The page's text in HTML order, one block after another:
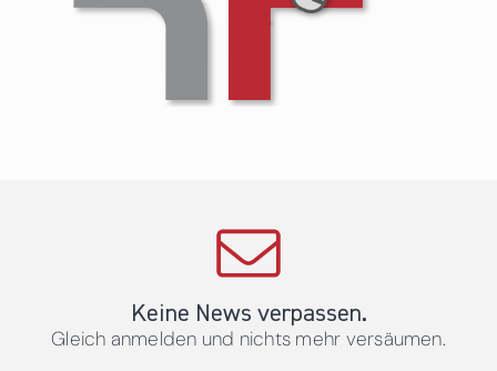
Keine News verpassen.
Gleich anmelden und nichts mehr versäumen.